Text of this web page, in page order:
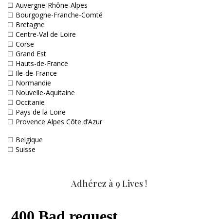
☐ Auvergne-Rhône-Alpes
☐ Bourgogne-Franche-Comté
☐ Bretagne
☐ Centre-Val de Loire
☐ Corse
☐ Grand Est
☐ Hauts-de-France
☐ Ile-de-France
☐ Normandie
☐ Nouvelle-Aquitaine
☐ Occitanie
☐ Pays de la Loire
☐ Provence Alpes Côte d’Azur
☐ Belgique
☐ Suisse
Adhérez à 9 Lives !